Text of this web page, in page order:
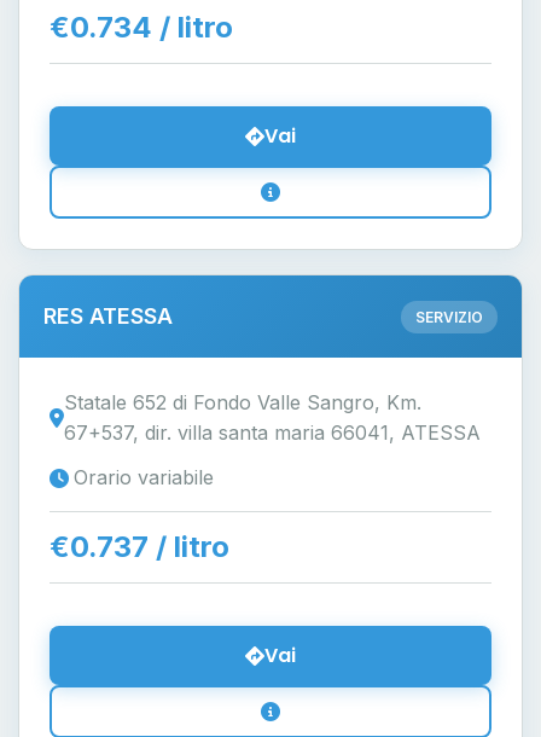
€0.734 / litro
Vai
RES ATESSA SERVIZIO
Statale 652 di Fondo Valle Sangro, Km.
67+537, dir. villa santa maria 66041, ATESSA
Orario variabile
€0.737 / litro
Vai